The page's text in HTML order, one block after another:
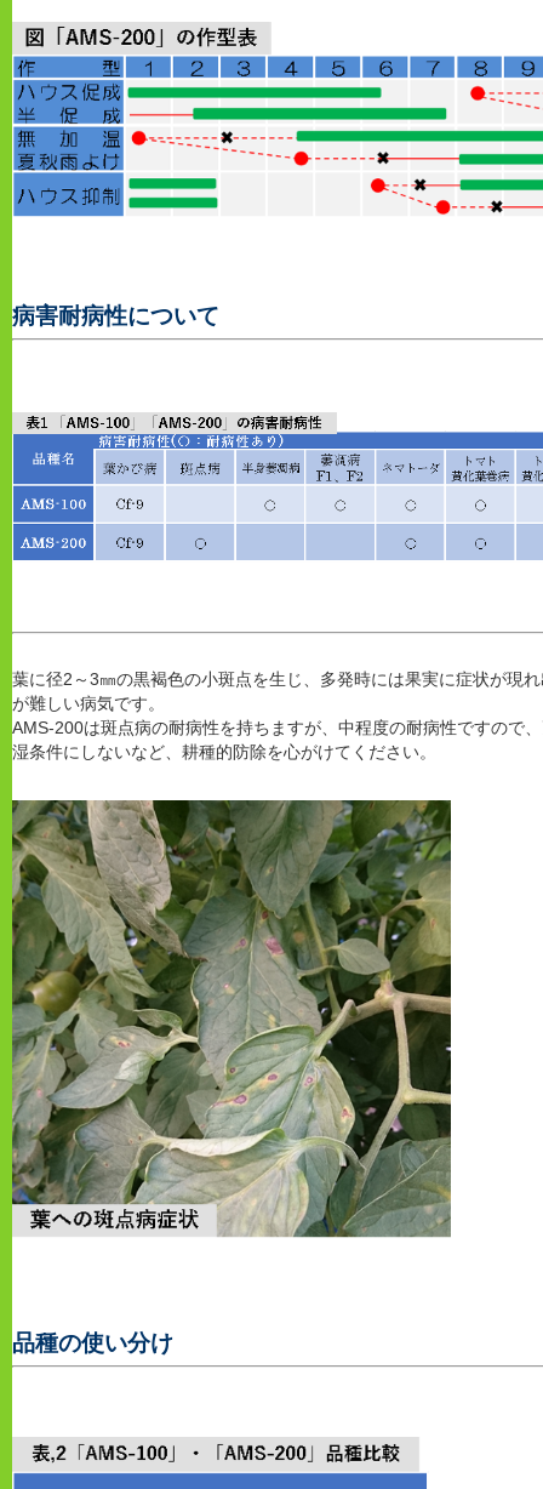
病害耐病性について
葉に径2～3㎜の黒褐色の小斑点を生じ、多発時には果実に症状が現
が難しい病気です。
AMS-200は斑点病の耐病性を持ちますが、中程度の耐病性ですので
湿条件にしないなど、耕種的防除を心がけてください。
品種の使い分け